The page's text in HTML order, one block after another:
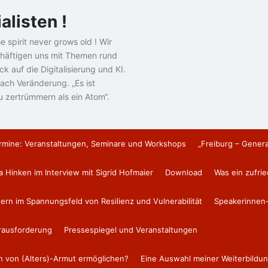
!
spirit never grows old ! Wir
uns mit Themen rund
auf die Digitalisierung und KI.
Veränderung. „Es ist
als ein Atom“.
Veranstaltungen, Seminare und Workshops „Freiburg –
Hinken im Interview mit Sigrid Hofmaier Download Was ein
im Spannungsfeld von Resilienz und Vulnerabilität
Pressespiegel und Veranstaltungen
von (Alters)-Armut ermöglichen? Eine Auswahl meiner